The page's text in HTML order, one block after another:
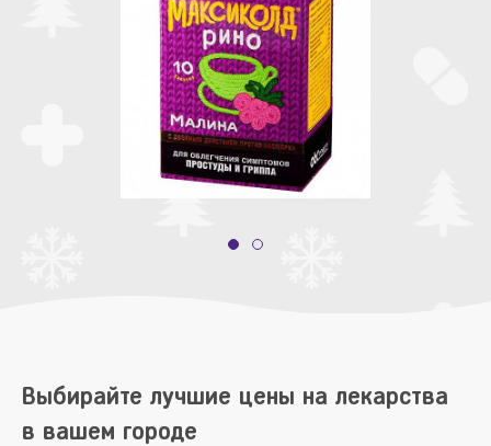
Выбирайте лучшие цены на лекарства
в вашем городе